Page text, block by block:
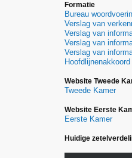
Formatie
Bureau
Verslag van
Verslag van
Verslag van
Verslag van
Website Tweede
Tweede Kamer
Website Eerste
Eerste Kamer
Huidige